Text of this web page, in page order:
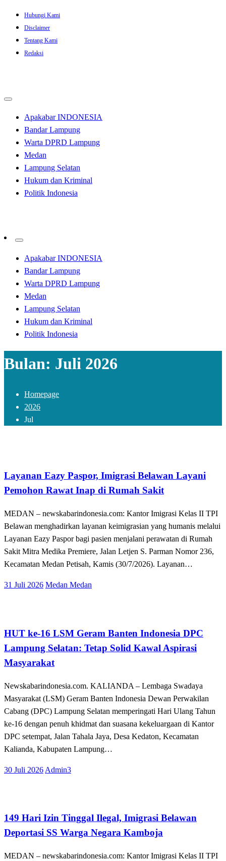
Skip
content
Hubungi Kami
Disclaimer
Tentang Kami
Redaksi
Apakabar INDONESIA
Bandar Lampung
Warta DPRD Lampung
Medan
Lampung Selatan
Hukum dan Kriminal
Politik Indonesia
Apakabar INDONESIA
Bandar Lampung
Warta DPRD Lampung
Medan
Lampung Selatan
Hukum dan Kriminal
Politik Indonesia
Bulan: Juli 2026
Homepage
2026
Jul
Layanan Eazy Paspor, Imigrasi Belawan Layani
Pemohon Rawat Inap di Rumah Sakit
MEDAN – newskabarindonesia.com: Kantor Imigrasi Kelas II TPI
Belawan menghadirkan layanan keimigrasian yang humanis melalui
Layanan Eazy Paspor bagi pasien menjalani perawatan di Rumah
Sakit Mitra Medika Premiere, Jalan Letjen S. Parman Nomor 236,
Kecamatan Medan Petisah, Kamis (30/7/2026). Layanan…
Posted
31 Juli 2026 Medan Medan
HUT ke-16 LSM Geram Banten Indonesia DPC
Lampung Selatan: Tetap Solid Kawal Aspirasi
Masyarakat
Newskabarindonesia.com. KALIANDA – Lembaga Swadaya
Masyarakat (LSM) Geram Banten Indonesia Dewan Perwakilan
Cabang (DPC) Lampung Selatan memperingati Hari Ulang Tahun
ke-16 dengan penuh khidmat dan suasana kekeluargaan di Kantor
DPC setempat, Jalan Tahala Jaya, Desa Kedaton, Kecamatan
Kalianda, Kabupaten Lampung…
Posted
30 Juli 2026 Admin3
149 Hari Izin Tinggal Ilegal, Imigrasi Belawan
Deportasi SS Warga Negara Kamboja
MEDAN – newskabarindonesia.com: Kantor Imigrasi Kelas II TPI